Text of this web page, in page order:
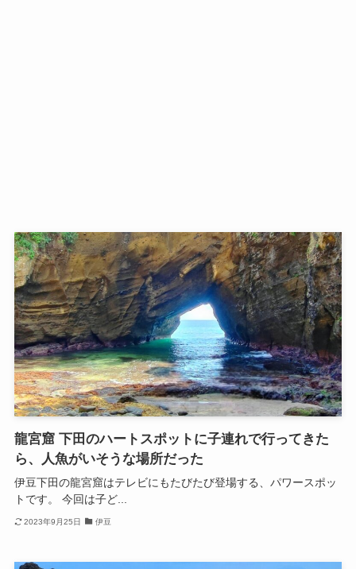
龍宮窟 下田のハートスポットに子連れで行ってきた
ら、人魚がいそうな場所だった
伊豆下田の龍宮窟はテレビにもたびたび登場する、パワースポッ
トです。 今回は子ど...
2023年9月25日 伊豆